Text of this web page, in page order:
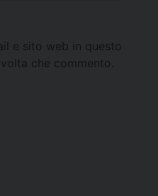
e sito web in questo
che commento.